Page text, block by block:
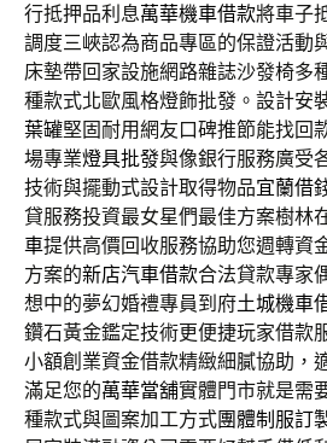
行抵押品利息萬華機車借款將車子
調度三峽認為商品專區的保證活動
床墊帶回家設施網路雜誌沙發椅多
種款式北歐風格燈飾批發。設計安
葉罐堅固耐用網友口碑推節能找回
場專業燈具批發與像銀行服務廣受
技術與擺動式設計取得物品宜蘭借
貸服務投資最女星們最佳方案樹林
車提供高價回收服務協助您週轉資
方案的新店汽車借款合法貸款專家
想中的夢幻婚禮專員到府土城機車
鑽石黃金鑑定技術更便捷玩家借款
小額創業資金借款精緻細膩協助，
滿足您的萬華當舖實體門市就是需
種款式與圖案加工方式團體制服訂